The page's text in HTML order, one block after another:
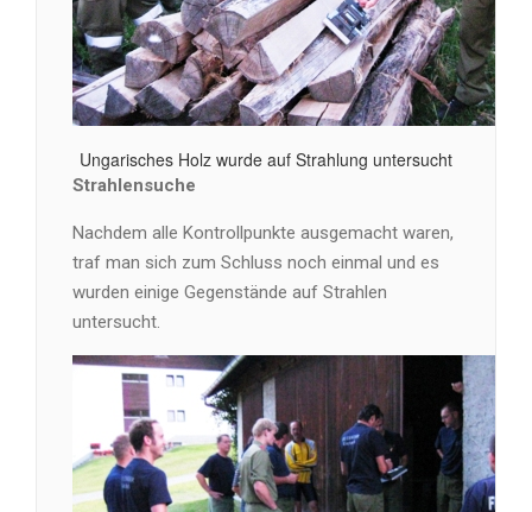
Ungarisches Holz wurde auf Strahlung untersucht
Strahlensuche
Nachdem alle Kontrollpunkte ausgemacht waren,
traf man sich zum Schluss noch einmal und es
wurden einige Gegenstände auf Strahlen
untersucht.